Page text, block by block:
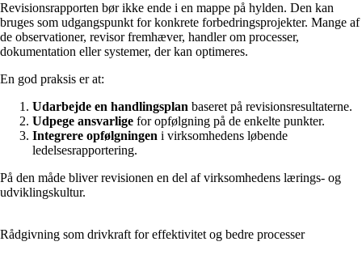
Revisionsrapporten bør ikke ende i en mappe på hylden. Den kan
bruges som udgangspunkt for konkrete forbedringsprojekter. Mange af
de observationer, revisor fremhæver, handler om processer,
dokumentation eller systemer, der kan optimeres.
En god praksis er at:
Udarbejde en handlingsplan baseret på revisionsresultaterne.
Udpege ansvarlige for opfølgning på de enkelte punkter.
Integrere opfølgningen i virksomhedens løbende
ledelsesrapportering.
På den måde bliver revisionen en del af virksomhedens lærings- og
udviklingskultur.
Rådgivning som drivkraft for effektivitet og bedre processer